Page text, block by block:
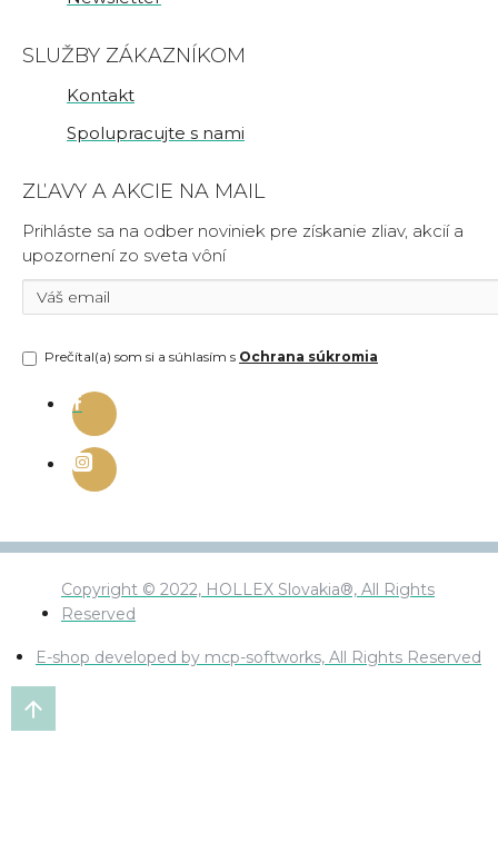
SLUŽBY ZÁKAZNÍKOM
Kontakt
Spolupracujte s nami
ZĽAVY A AKCIE NA MAIL
Prihláste sa na odber noviniek pre získanie zliav, akcií a
upozornení zo sveta vôní
Prečítal(a) som si a súhlasím s Ochrana súkromia
Copyright © 2022, HOLLEX Slovakia®, All Rights
Reserved
E-shop developed by mcp-softworks, All Rights Reserved